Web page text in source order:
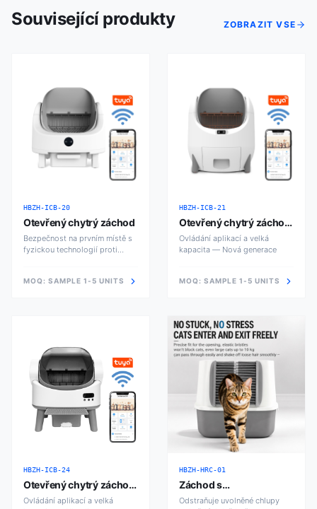
Související produkty ZOBRAZIT VSE
HBZH-ICB-20
Otevřený chytrý záchod
Bezpečnost na prvním místě s
fyzickou technologií proti
MOQ: SAMPLE 1-5 UNITS
HBZH-ICB-21
Otevřený chytrý záchod
Pro
Ovládání aplikací a velká
kapacita — Nová generace
MOQ: SAMPLE 1-5 UNITS
HBZH-ICB-24
Otevřený chytrý záchod
XL
Ovládání aplikací a velká
HBZH-HRC-01
Záchod s
odstraňováním chlupů
Odstraňuje uvolněné chlupy